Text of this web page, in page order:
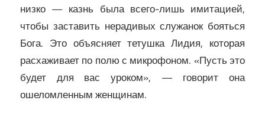
низко — казнь была всего-лишь имитацией,
чтобы заставить нерадивых служанок бояться
Бога. Это объясняет тетушка Лидия, которая
расхаживает по полю с микрофоном. «Пусть это
будет для вас уроком», — говорит она
ошеломленным женщинам.